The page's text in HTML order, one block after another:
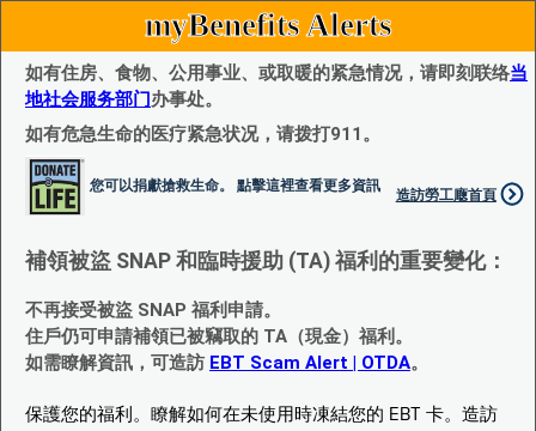
myBenefits Alerts
如有住房、食物、公用事业、或取暖的紧急情况，请即刻联络当
地社会服务部门办事处。
如有危急生命的医疗紧急状况，请拨打911。
您可以捐獻搶救生命。 點擊這裡查看更多資訊
造訪勞工廰首頁
補領被盜 SNAP 和臨時援助 (TA) 福利的重要變化：
不再接受被盜 SNAP 福利申請。
住戶仍可申請補領已被竊取的 TA（現金）福利。
如需瞭解資訊，可造訪 EBT Scam Alert | OTDA。
保護您的福利。瞭解如何在未使用時凍結您的 EBT 卡。造訪